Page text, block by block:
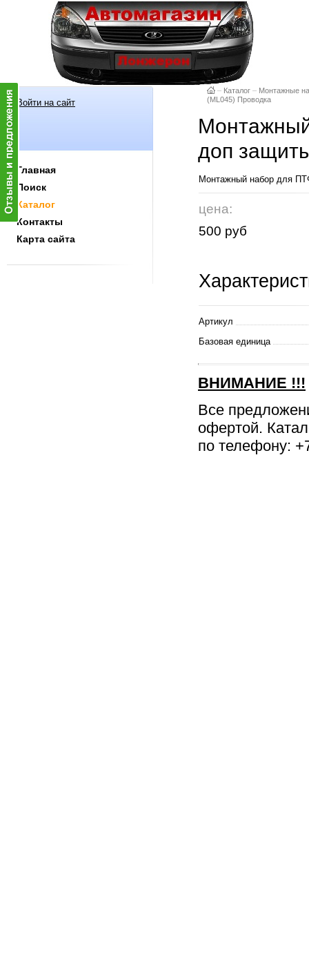
Войти на сайт
Главная
Поиск
Каталог
Контакты
Карта сайта
– Каталог – Монтажные
(ML045) Проводка
доп
Монтажный набор для
цена:
500 руб
Артикул
Базовая единица
ВНИМАНИЕ !!!
Все
офертой.
по телефону: